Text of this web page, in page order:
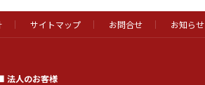
サイトマップ お問合せ お知らせ
法人のお客様